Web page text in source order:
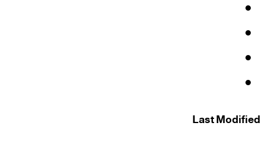
Last Modified